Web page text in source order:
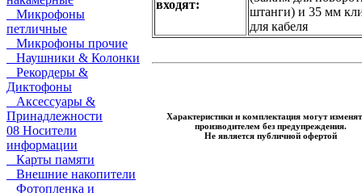
Микрофоны
петличные
Микрофоны прочие
Наушники & Колонки
Рекордеры &
Диктофоны
Аксессуары &
Принадлежности
08 Носители
информации
Карты памяти
Внешние накопители
Фотопленка и
входят:
штанги) и 35 мм
для кабеля
Характеристики и комплектация могут
производителем без предупреждения.
Не является публичной офертой